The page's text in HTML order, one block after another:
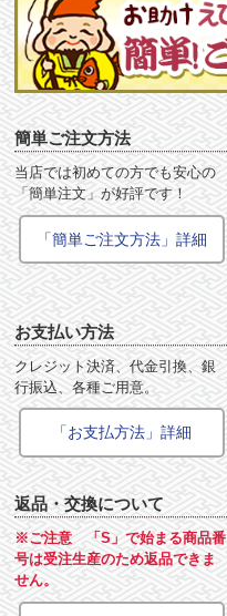
簡単ご注文方法
当店では初めての方でも安心の
「簡単注文」が好評です！
「簡単ご注文方法」詳細
お支払い方法
クレジット決済、代金引換、銀
行振込、各種ご用意。
「お支払方法」詳細
返品・交換について
※ご注意 「S」で始まる商品番
号は受注生産のため返品できま
せん。